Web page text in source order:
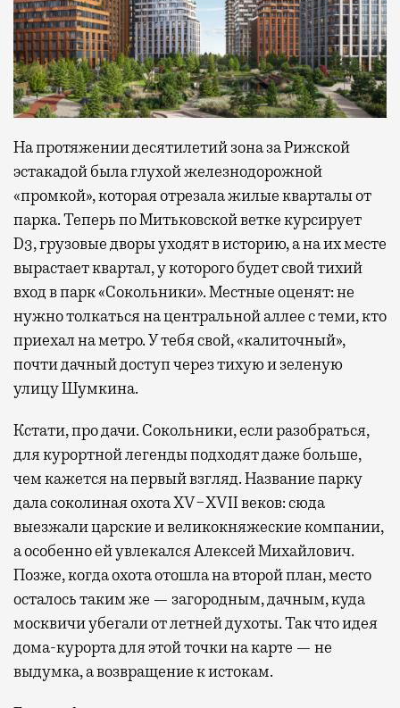
На протяжении десятилетий зона за Рижской
эстакадой была глухой железнодорожной
«промкой», которая отрезала жилые кварталы от
парка. Теперь по Митьковской ветке курсирует
D3, грузовые дворы уходят в историю, а на их месте
вырастает квартал, у которого будет свой тихий
вход в парк «Сокольники». Местные оценят: не
нужно толкаться на центральной аллее с теми, кто
приехал на метро. У тебя свой, «калиточный»,
почти дачный доступ через тихую и зеленую
улицу Шумкина.
Кстати, про дачи. Сокольники, если разобраться,
для курортной легенды подходят даже больше,
чем кажется на первый взгляд. Название парку
дала соколиная охота XV−XVII веков: сюда
выезжали царские и великокняжеские компании,
а особенно ей увлекался Алексей Михайлович.
Позже, когда охота отошла на второй план, место
осталось таким же — загородным, дачным, куда
москвичи убегали от летней духоты. Так что идея
дома-курорта для этой точки на карте — не
выдумка, а возвращение к истокам.